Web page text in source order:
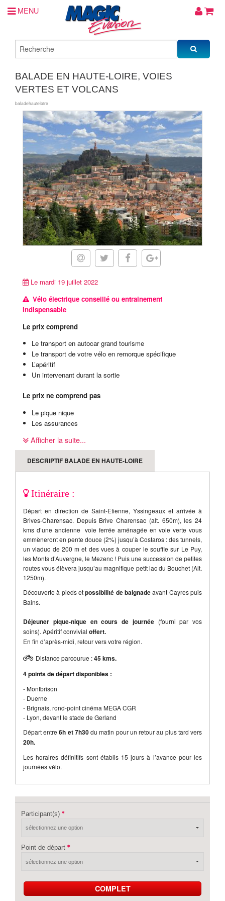
MENU
BALADE EN HAUTE-LOIRE, VOIES
VERTES ET VOLCANS
baladehauteloire
Le mardi 19 juillet 2022
Vélo électrique conseillé ou entrainement
indispensable
Le prix comprend
Le transport en autocar grand tourisme
Le transport de votre vélo en remorque spécifique
L’apéritif
Un intervenant durant la sortie
Le prix ne comprend pas
Le pique nique
Les assurances
En option : Location du vélo à assistance électrique en
Afficher la suite...
DESCRIPTIF BALADE EN HAUTE-LOIRE
Itinéraire :
Départ en direction de Saint-Etienne, Yssingeaux et arrivée à
Brives-Charensac. Depuis Brive Charensac (alt. 650m), les 24
kms d’une ancienne voie ferrée aménagée en voie verte vous
emmèneront en pente douce (2%) jusqu’à Costaros : des tunnels,
un viaduc de 200 m et des vues à couper le souffle sur Le Puy,
les Monts d’Auvergne, le Mezenc ! Puis une succession de petites
routes vous élèvera jusqu’au magnifique petit lac du Bouchet (Alt.
1250m).
Découverte à pieds etpossibilité de baignadeavant Cayres puis
Bains.
Déjeuner pique-nique en cours de journée(fourni par vos
soins). Apéritif convivial offert.
En fin d’après-midi, retour vers votre région.
Distance parcourue :45 kms.
4 points de départ disponibles :
- Montbrison
- Duerne
- Brignais, rond-point cinéma MEGA CGR
- Lyon, devant le stade de Gerland
Départ entre6h et 7h30du matin pour un retour au plus tard vers
20h.
Les horaires définitifs sont établis 15 jours à l’avance pour les
journées vélo.
Participant(s)
Point de départ
COMPLET